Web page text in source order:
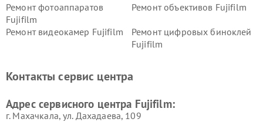
Ремонт фотоаппаратов
Fujifilm
Ремонт объективов Fujifilm
Ремонт видеокамер Fujifilm
Ремонт цифровых биноклей
Fujifilm
Контакты сервис центра
Адрес сервисного центра Fujifilm:
г. Махачкала, ул. Дахадаева, 109